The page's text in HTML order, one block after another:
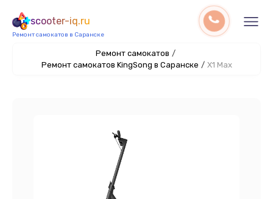
scooter-iq.ru
Ремонт самокатов в Саранске
Ремонт самокатов /
Ремонт самокатов KingSong в Саранске / X1 Max